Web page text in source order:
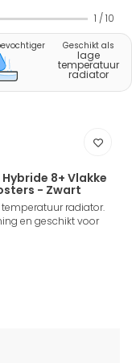
1 / 10
Geschikt als
lage
temperatuur
radiator
8+ Vlakke
- Zwart
radiator.
en geschikt voor